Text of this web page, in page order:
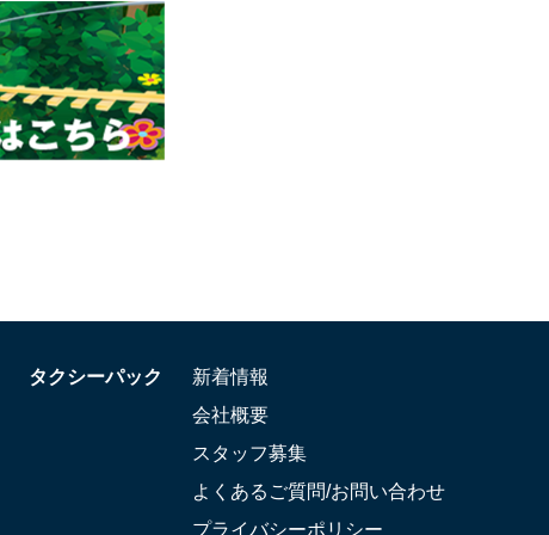
タクシーパック
新着情報
会社概要
スタッフ募集
よくあるご質問/お問い合わせ
プライバシーポリシー